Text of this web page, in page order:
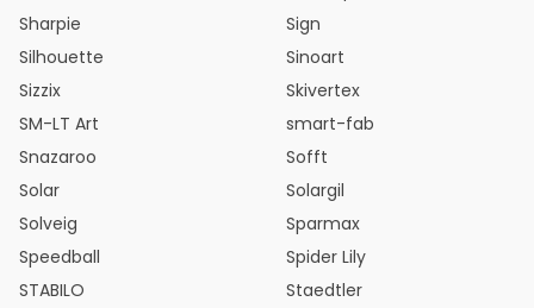
Sharpie
Sign
Silhouette
Sinoart
Sizzix
Skivertex
SM-LT Art
smart-fab
Snazaroo
Sofft
Solar
Solargil
Solveig
Sparmax
Speedball
Spider Lily
STABILO
Staedtler